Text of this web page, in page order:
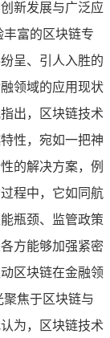
新发展与广泛应
富的区块链专
呈、引人入胜的
领域的应用现状
出，区块链技术
性，宛如一把神
的解决方案，例
程中，它如同航
瓶颈、监管政策
方能够加强紧密
区块链在金融领
焦于区块链与
为，区块链技术